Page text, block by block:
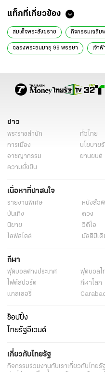
แท็กที่เกี่ยวข้อง
สมเด็จพระสังฆราช กิจกรรมเฉลิม
ฉลองพระชนมายุ 99 พรรษา เจ้า
ข่าวองค์ภา วันนี้ ข่าวองค์ภา ล่าสุด
ข่าว
พระราชสำนัก ทั่วไทย
การเมือง
นโยบาย
อาชญากรรม
ยานยนต์
ความยั่งยืน
เนื้อหาที่น่าสนใจ
รายงานพิเศษ หนังสือ
บันเทิง
ดวง
นิยาย
วิดีโอ
ไลฟ์สไตล์
มัลติมีเดี
กีฬา
ฟุตบอลต่่างประเทศ ฟุตบอลไ
ไฟต์สปอร์ต
กีฬาโลก
แกลเลอรี่
ช็อปปิ้ง
ไทยรัฐอีเวนต์
เกี่ยวกับไทยรัฐ
กิจกรรมร่วมงานกับเราเกี่ยวกับไทยรัฐ